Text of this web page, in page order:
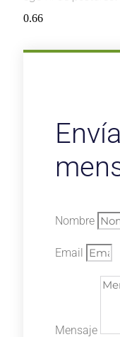
Nombre
Email
Mensaje